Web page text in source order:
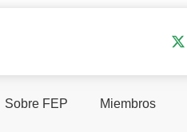
Sobre FEP Miembros